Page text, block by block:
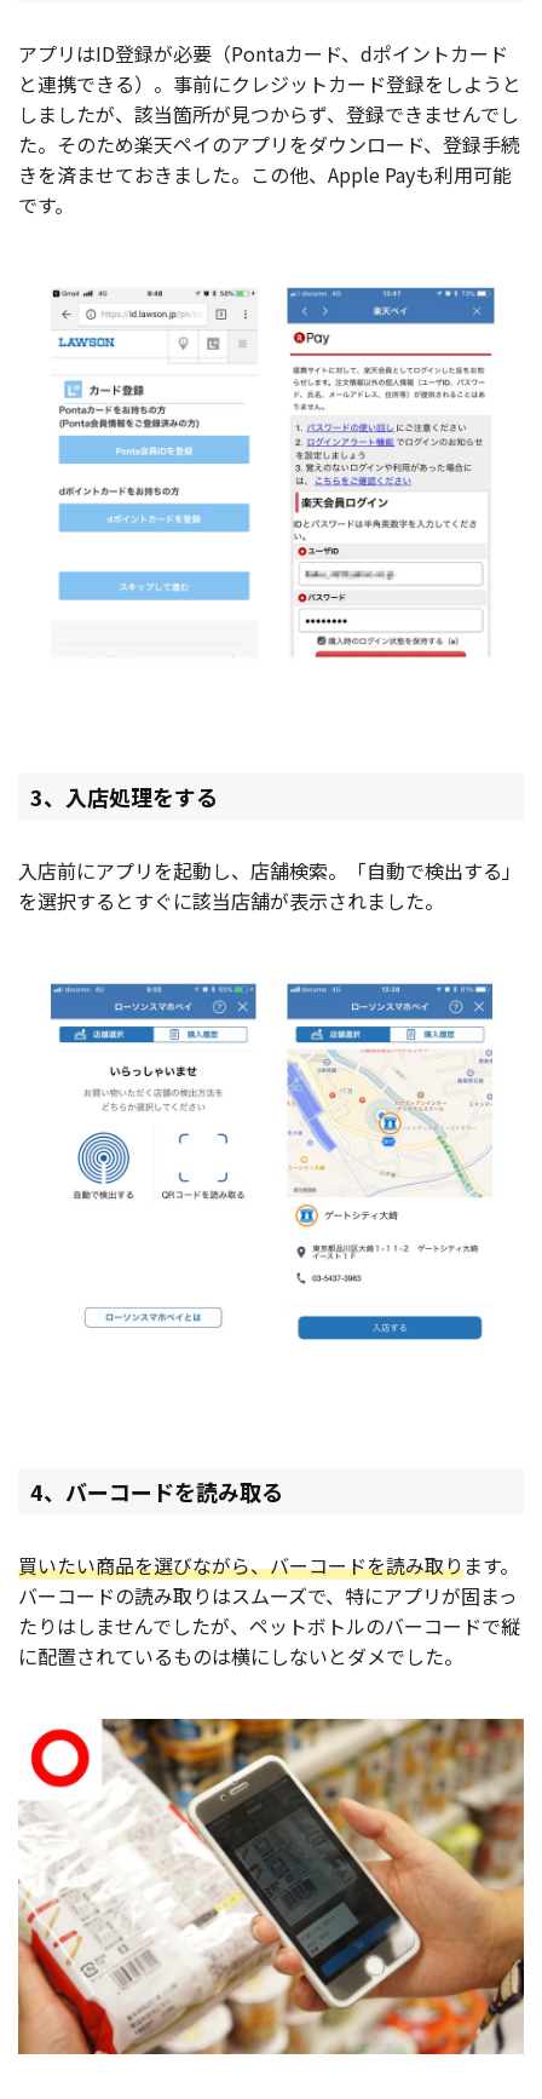
アプリはID登録が必要（Pontaカード、dポイントカード
と連携できる）。事前にクレジットカード登録をしようと
しましたが、該当箇所が見つからず、登録できませんでし
た。そのため楽天ペイのアプリをダウンロード、登録手続
きを済ませておきました。この他、Apple Payも利用可能
です。
3、入店処理をする
入店前にアプリを起動し、店舗検索。「自動で検出する」
を選択するとすぐに該当店舗が表示されました。
4、バーコードを読み取る
買いたい商品を選びながら、バーコードを読み取ります。
バーコードの読み取りはスムーズで、特にアプリが固まっ
たりはしませんでしたが、ペットボトルのバーコードで縦
に配置されているものは横にしないとダメでした。